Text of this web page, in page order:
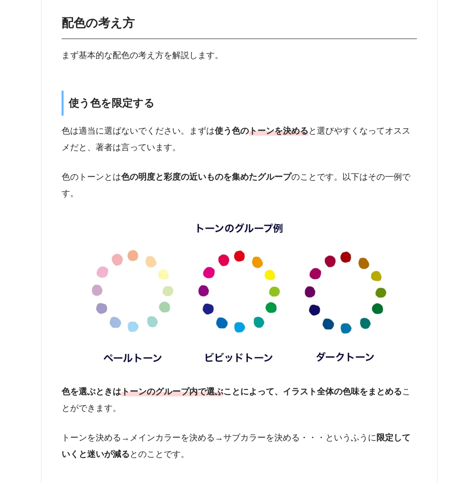
配色の考え方
まず基本的な配色の考え方を解説します。
使う色を限定する
色は適当に選ばないでください。まずは使う色のトーンを決めると選びやすくなってオスス
メだと、著者は言っています。
色のトーンとは色の明度と彩度の近いものを集めたグループのことです。以下はその一例で
す。
色を選ぶときはトーンのグループ内で選ぶことによって、イラスト全体の色味をまとめるこ
とができます。
トーンを決める→メインカラーを決める→サブカラーを決める・・・というふうに 限定して
いくと迷いが減る とのことです。